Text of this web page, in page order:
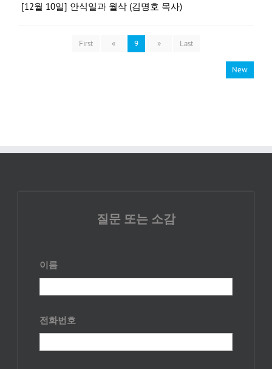
[12월 10일] 안식일과 월삭 (김명호 목사)
First « 9 » Last
New
질문 또는 소감
이름
전화번호